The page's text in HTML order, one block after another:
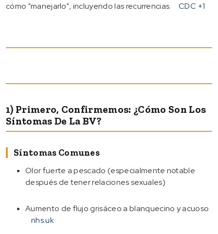
cómo "manejarlo", incluyendo las recurrencias.
CDC +1
1) Primero, Confirmemos: ¿Cómo Son Los
Síntomas De La BV?
Síntomas Comunes
Olor fuerte a pescado (especialmente notable
después de tener relaciones sexuales)
Aumento de flujo grisáceo a blanquecino y acuoso
nhs.uk